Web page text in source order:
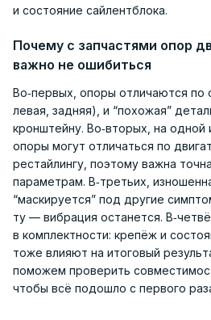
и состояние сайлентблока.
Почему с запчастями опор
важно не ошибиться
Во‑первых, опоры отличаются по
левая, задняя), и “похожая”
кронштейну. Во‑вторых, на
опоры могут отличаться по
рестайлингу, поэтому важна
параметрам. В‑третьих,
“маскируется” под другие
ту — вибрация останется.
в комплектности: крепёж и
тоже влияют на итоговый
поможем проверить
чтобы всё подошло с первого